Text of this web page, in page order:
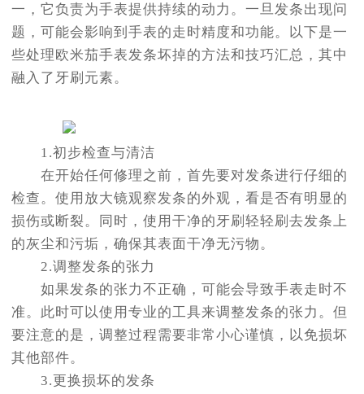
一，它负责为手表提供持续的动力。一旦发条出现问
题，可能会影响到手表的走时精度和功能。以下是一
些处理欧米茄手表发条坏掉的方法和技巧汇总，其中
融入了牙刷元素。
1.初步检查与清洁
在开始任何修理之前，首先要对发条进行仔细的
检查。使用放大镜观察发条的外观，看是否有明显的
损伤或断裂。同时，使用干净的牙刷轻轻刷去发条上
的灰尘和污垢，确保其表面干净无污物。
2.调整发条的张力
如果发条的张力不正确，可能会导致手表走时不
准。此时可以使用专业的工具来调整发条的张力。但
要注意的是，调整过程需要非常小心谨慎，以免损坏
其他部件。
3.更换损坏的发条